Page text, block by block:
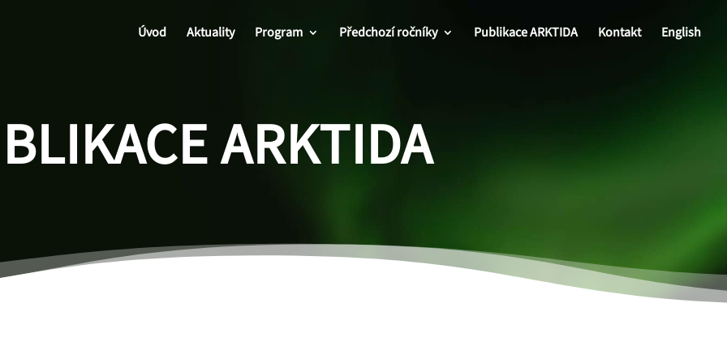
Úvod Aktuality Program Předchozí ročníky Publikace ARKTIDA Kontakt English
ARKTIDA